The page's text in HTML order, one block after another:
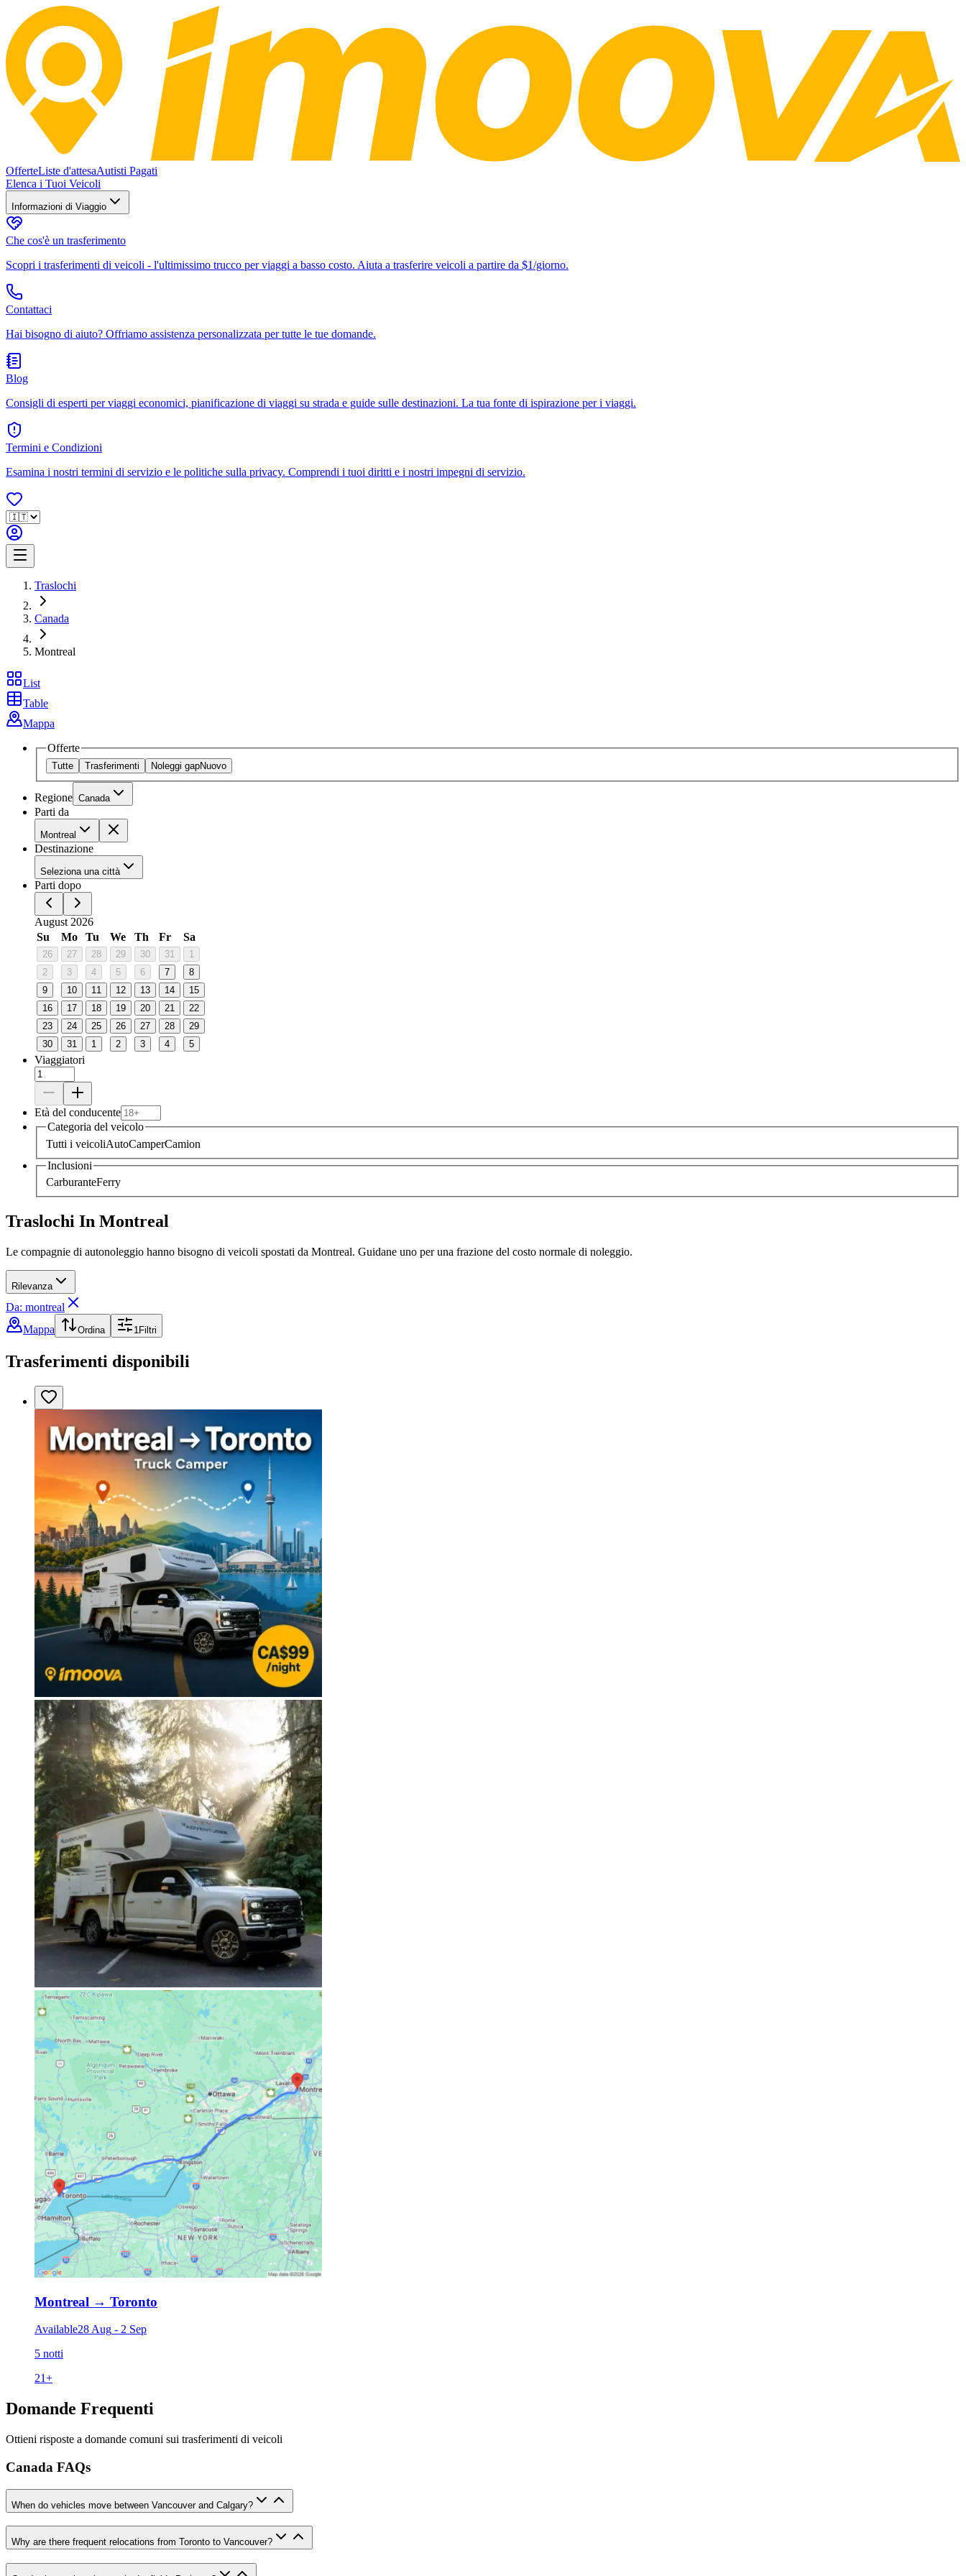
OfferteListe d'attesaAutisti Pagati
Elenca i Tuoi Veicoli
Informazioni di Viaggio
Che cos'è un trasferimento
Scopri i trasferimenti di veicoli - l'ultimissimo trucco per viaggi a basso costo. Aiuta a trasferire veicoli a partire da $1/giorno.
Contattaci
Hai bisogno di aiuto? Offriamo assistenza personalizzata per tutte le tue domande.
Blog
Consigli di esperti per viaggi economici, pianificazione di viaggi su strada e guide sulle destinazioni. La tua fonte di ispirazione per i viaggi.
Termini e Condizioni
Esamina i nostri termini di servizio e le politiche sulla privacy. Comprendi i tuoi diritti e i nostri impegni di servizio.
Traslochi
Canada
Montreal
List
Table
Mappa
Offerte
Tutte Trasferimenti Noleggi gapNuovo
Regione Canada
Parti da
Montreal
Destinazione
Seleziona una città
Parti dopo
August 2026
Su
Mo Tu We Th Fr Sa
26 27 28 29 30 31
1
2
3 4 5 6 7
8
9
10 11 12 13 14
15
16
17 18 19 20 21
22
23
24 25 26 27 28
29
30
31 1 2 3 4 5
Viaggiatori
Età del conducente
Categoria del veicolo
Tutti i veicoliAutoCamperCamion
Inclusioni
CarburanteFerry
Traslochi In Montreal
Le compagnie di autonoleggio hanno bisogno di veicoli spostati da Montreal. Guidane uno per una frazione del costo normale di noleggio.
Rilevanza
Da: montreal
Mappa
Ordina 1Filtri
Trasferimenti disponibili
Montreal → Toronto
Available28 Aug - 2 Sep
5 notti
21+
Domande Frequenti
Ottieni risposte a domande comuni sui trasferimenti di veicoli
Canada FAQs
When do vehicles move between Vancouver and Calgary?
Why are there frequent relocations from Toronto to Vancouver?